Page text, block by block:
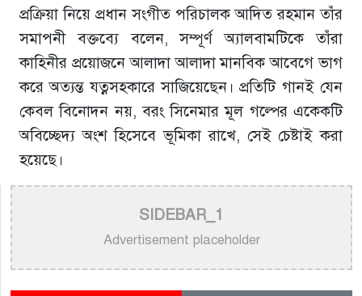
প্রক্রিয়া নিয়ে প্রধান সংগীত পরিচালক আদিত রহমান তাঁর
সমাপনী বক্তব্যে বলেন, সম্পূর্ণ অ্যালবামটিকে তাঁরা
কাহিনীর প্রয়োজনে আলাদা আলাদা মানবিক আবেগে ভাগ
করে অত্যন্ত যত্নসহকারে সাজিয়েছেন। প্রতিটি গানই যেন
কেবল বিনোদন নয়, বরং সিনেমার মূল গল্পের একেকটি
অবিচ্ছেদ্য অংশ হিসেবে ভূমিকা রাখে, সেই চেষ্টাই করা
হয়েছে।
SIDEBAR_1
Advertisement placeholder